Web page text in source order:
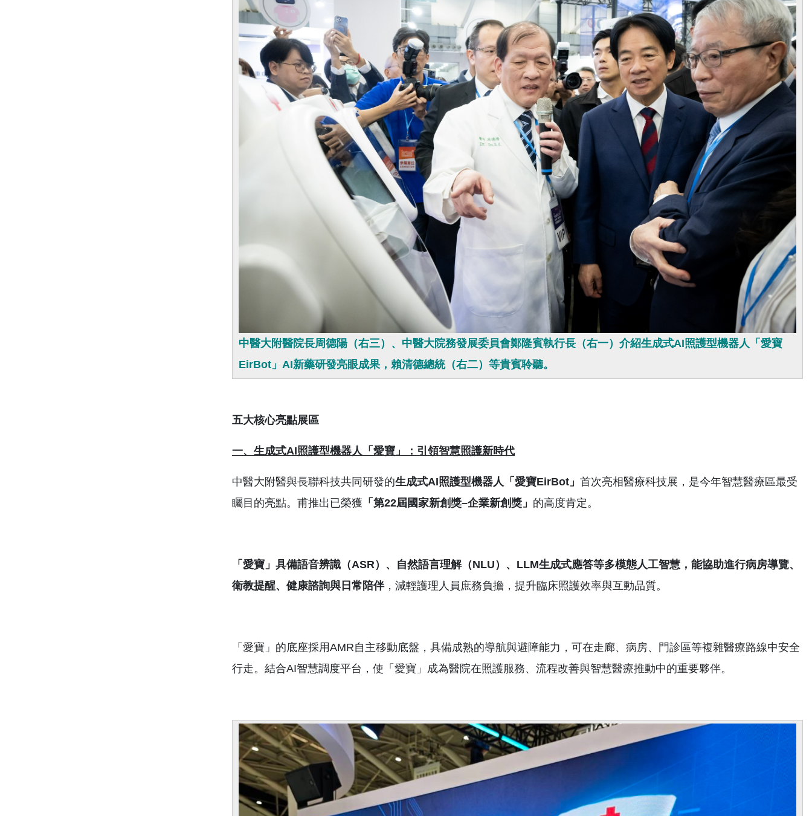
中醫大附醫院長周德陽（右三）、中醫大院務發展委員會鄭隆賓執行長（右一）介紹生成式AI照護型機器人「愛寶
EirBot」AI新藥研發亮眼成果，賴清德總統（右二）等貴賓聆聽。
五大核心亮點展區
一、生成式AI照護型機器人「愛寶」：引領智慧照護新時代
中醫大附醫與長聯科技共同研發的生成式AI照護型機器人「愛寶EirBot 」 首次亮相醫療科技展，是今年智慧醫療區最受
矚目的亮點。甫推出已榮獲 「第22屆國家新創獎–企業新創獎」 的高度肯定。
「愛寶」具備語音辨識（ASR）、自然語言理解（NLU）、 LLM生成式應答等多模態人工智慧，能協助進行病房導覽、
衛教提醒、健康諮詢與日常陪伴，減輕護理人員庶務負擔，提升臨床照護效率與互動品質。
「愛寶」的底座採用AMR自主移動底盤，具備成熟的導航與避障能力，可在走廊、病房、門診區等複雜醫療路線中安全
行走。結合AI智慧調度平台，使「愛寶」成為醫院在照護服務、流程改善與智慧醫療推動中的重要夥伴。